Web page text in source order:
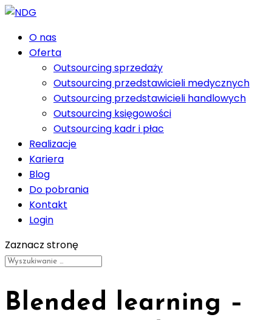
O nas
Oferta
Outsourcing sprzedaży
Outsourcing przedstawicieli medycznych
Outsourcing przedstawicieli handlowych
Outsourcing księgowości
Outsourcing kadr i płac
Realizacje
Kariera
Blog
Do pobrania
Kontakt
Login
Zaznacz stronę
Blended learning –